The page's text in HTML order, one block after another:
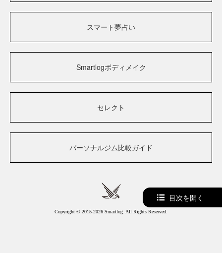
スマート夢占い
Smartlogボディメイク
セレクト
パーソナルジム比較ガイド
Copyright © 2015-2026 Smartlog. All Rights Reserved.
目次を開く